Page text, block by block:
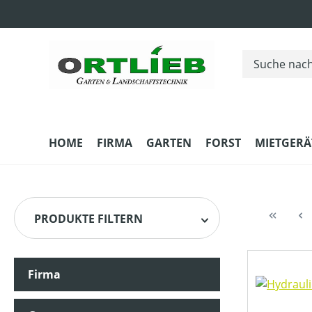
HOME FIRMA GARTEN FORST
PRODUKTE FILTERN
HERSTELLER
Firma